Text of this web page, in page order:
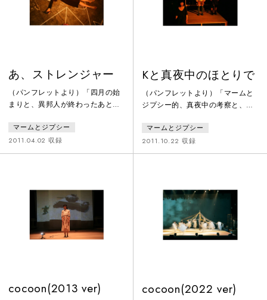
あ、ストレンジャー
（パンフレットより）「四月の始
まりと、異邦人が終わったあと
も、もう終わります、（つまりこ
の文章は、三月も、もう終わるっ
て頃、ぼおんと、磨りガラスの窓
ら、書いています、）もう少し
で、四月が始まります、『あ、ス
トレンジャー』は、四月の始まり
に始まって、四月の始まりに終わ
ります、（布団を出ることにしま
マームとジプシー
2011.04.02 収録
Kと真夜中のほとりで
（パンフレットより）「マームと
ジプシー的、真夜中の考察と、季
行していく真夜中のイメージ。
で、朝は訪れるのか、どうか、っ
ていう。」というわけで、今回
て、この真夜中に、朝は訪れるの
か。今夜もまた、夜が明けないま
ま、朝を迎えることになるのだろ
うか。僕は、これからも、終わる
ことのない真夜中、を、行くのだ
マームとジプシー
2011.10.22 収録
cocoon(2013 ver) cocoon(2022 ver)